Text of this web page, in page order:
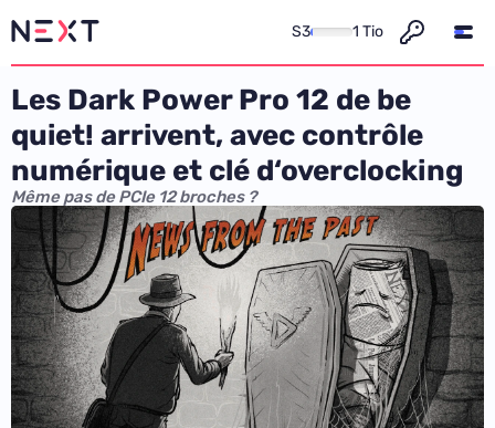
S3 1 Tio
Les Dark Power Pro 12 de be
quiet! arrivent, avec contrôle
numérique et clé d‘overclocking
Même pas de PCIe 12 broches ?